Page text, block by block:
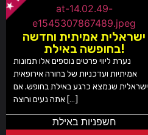
ישראלית אמיתית וחדשה
בחופשה באילת!
נערת ליווי פרטים נוספים אלו תמונות
אמיתיות ועדכניות של בחורה אירופאית
ישראלית שנמצא כרגע באילת בחופש. אם
אתה נעים ורוצה […]
חשפניות באילת